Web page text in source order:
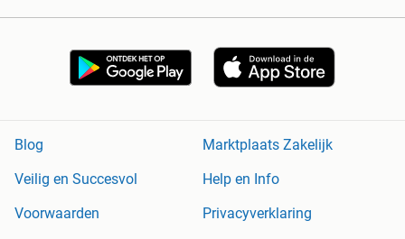
Blog
Marktplaats Zakelijk
Veilig en Succesvol
Help en Info
Voorwaarden
Privacyverklaring